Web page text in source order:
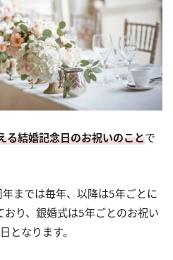
る結婚記念日のお祝いのことで
までは毎年、以降は5年ごとに
り、銀婚式は5年ごとのお祝い
となります。